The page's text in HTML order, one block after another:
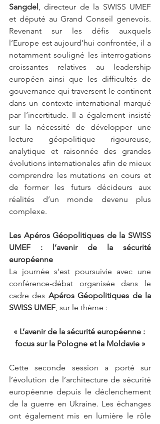
Sangdel, directeur de la SWISS UMEF
et député au Grand Conseil genevois.
Revenant sur les défis auxquels
l’Europe est aujourd’hui confrontée, il a
notamment souligné les interrogations
croissantes relatives au leadership
européen ainsi que les difficultés de
gouvernance qui traversent le continent
dans un contexte international marqué
par l’incertitude. Il a également insisté
sur la nécessité de développer une
lecture géopolitique rigoureuse,
analytique et raisonnée des grandes
évolutions internationales afin de mieux
comprendre les mutations en cours et
de former les futurs décideurs aux
réalités d’un monde devenu plus
complexe.
Les Apéros Géopolitiques de la SWISS
UMEF : l’avenir de la sécurité
européenne
La journée s’est poursuivie avec une
conférence-débat organisée dans le
cadre des Apéros Géopolitiques de la
SWISS UMEF, sur le thème :
« L’avenir de la sécurité européenne :
focus sur la Pologne et la Moldavie »
Cette seconde session a porté sur
l’évolution de l’architecture de sécurité
européenne depuis le déclenchement
de la guerre en Ukraine. Les échanges
ont également mis en lumière le rôle